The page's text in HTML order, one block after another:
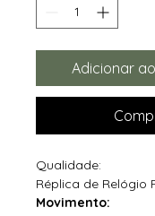
Adicionar
Qualidade:
Réplica de Relógio
Movimento: